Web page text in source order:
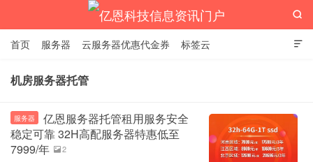
亿恩科技信息资讯门户

首页 服务器 云服务器优惠代金券 标签云

机房服务器托管
服务器
亿恩服务器托管租用服务安全
稳定可靠 32H高配服务器特惠低至
7999/年
2